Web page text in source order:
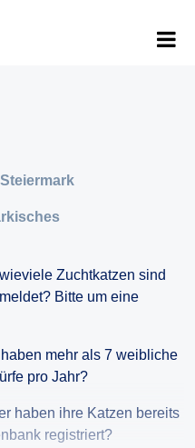
Zuchtkatzen sind
Bitte um eine
mehr als 7 weibliche
pro Jahr?
haben ihre Katzen bereits
registriert?